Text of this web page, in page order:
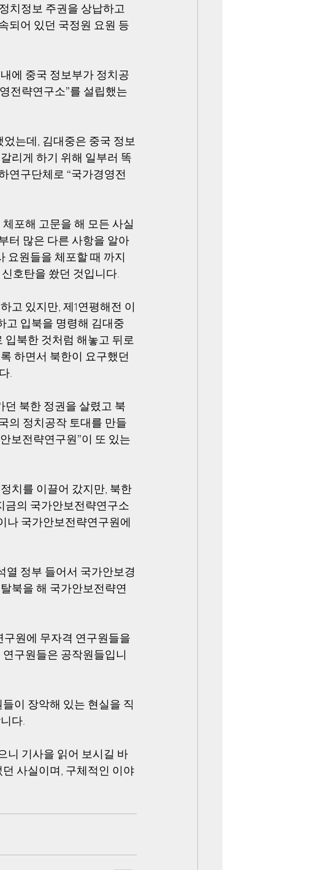
치정보 주권을 상납하고
되어 있던 국정원 요원 등
에 중국 정보부가 정치공
전략연구소”를 설립했는
는데, 김대중은 중국 정보
리게 하기 위해 일부러 똑
연구단체로 “국가경영전
포해 고문을 해 모든 사실
터 많은 다른 사항을 알아
요원들을 체포할 때 까지
호탄을 쐈던 것입니다.
고 있지만, 제1연평해전 이
고 입북을 명령해 김대중
북한 것처럼 해놓고 뒤로
하면서 북한이 요구했던
.
북한 정권을 살렸고 북
의 정치공작 토대를 만들
보전략연구원”이 또 있는
치를 이끌어 갔지만, 북한
금의 국가안보전략연구소
나 국가안보전략연구원에
정부 들어서 국가안보경
북을 해 국가안보전략연
원에 무자격 연구원들을
구원들은 공작원들입니
이 장악해 있는 현실을 직
다.
니 기사을 읽어 보시길 바
사실이며, 구체적인 이야